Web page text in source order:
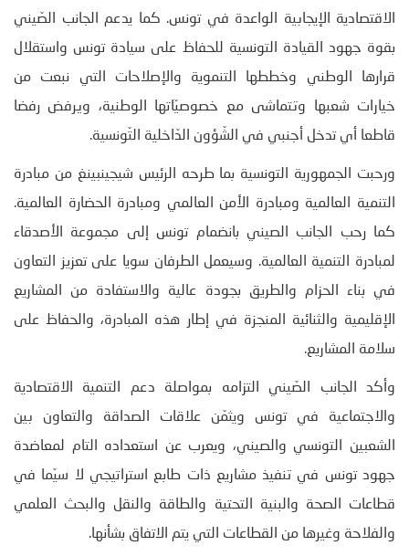
الاقتصادية الإيجابية الواعدة في تونس. كما يدعم الجانب الصّيني
بقوة جهود القيادة التونسية للحفاظ على سيادة تونس واستقلال
قرارها الوطني وخططها التنموية والإصلاحات التي نبعت من
خيارات شعبها وتتماشى مع خصوصيّاتها الوطنية، ويرفض رفضا
قاطعا أي تدخل أجنبي في الشّؤون الدّاخلية التّونسية.
ورحبت الجمهورية التونسية بما طرحه الرئيس شيجينبينغ من مبادرة
التنمية العالمية ومبادرة الأمن العالمي ومبادرة الحضارة العالمية.
كما رحب الجانب الصيني بانضمام تونس إلى مجموعة الأصدقاء
لمبادرة التنمية العالمية. وسيعمل الطرفان سويا على تعزيز التعاون
في بناء الحزام والطريق بجودة عالية والاستفادة من المشاريع
الإقليمية والثنائية المنجزة في إطار هذه المبادرة، والحفاظ على
سلامة المشاريع.
وأكد الجانب الصّيني التزامه بمواصلة دعم التنمية الاقتصادية
والاجتماعية في تونس ويثمّن علاقات الصداقة والتعاون بين
الشعبين التونسي والصيني، ويعرب عن استعداده التام لمعاضدة
جهود تونس في تنفيذ مشاريع ذات طابع استراتيجي لا سيّما في
قطاعات الصحة والبنية التحتية والطاقة والنقل والبحث العلمي
والفلاحة وغيرها من القطاعات التي يتم الاتفاق بشأنها.